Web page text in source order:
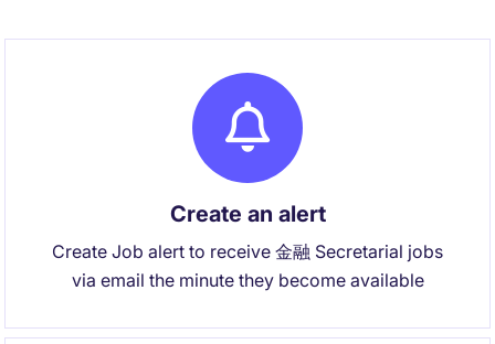
Create an alert
Create Job alert to receive 金融 Secretarial jobs
via email the minute they become available